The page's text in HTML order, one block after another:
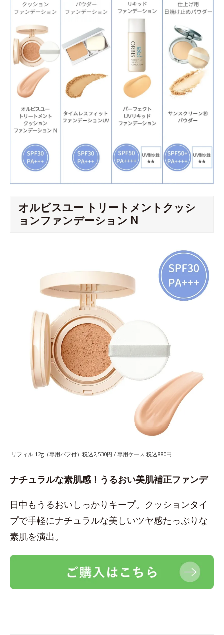
オルビスユー トリートメントクッシ
ョンファンデーション N
リフィル 12g（専用パフ付）税込2,530円 / 専用ケース 税込880円
ナチュラルな素肌感！うるおい美肌補正ファンデ
日中もうるおいしっかりキープ。クッションタイ
プで手軽にナチュラルな美しいツヤ感たっぷりな
素肌を演出。